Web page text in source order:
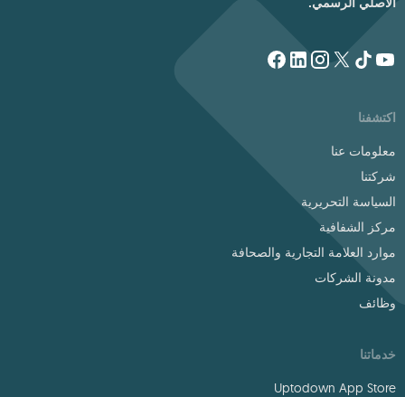
اكتشفنا
معلومات عنا
شركتنا
السياسة التحريرية
مركز الشفافية
موارد العلامة التجارية والصحافة
مدونة الشركات
وظائف
خدماتنا
Uptodown App Store